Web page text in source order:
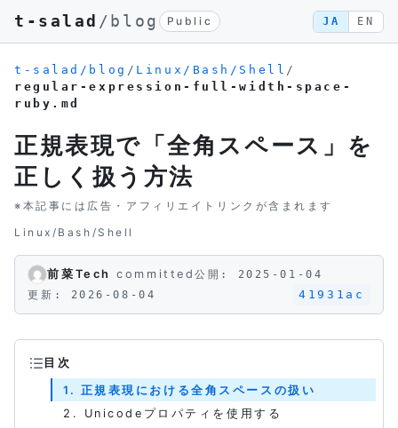
t-salad /blog Public JA EN
t-salad/blog / Linux/Bash/Shell /
regular-expression-full-width-space-
ruby.md
正規表現で「全角スペース」を
正しく扱う方法
※本記事には広告・アフィリエイトリンクが含まれます
Linux/Bash/Shell
前菜Tech committed公開: 2025-01-04
更新: 2026-08-04
41931ac
目次
1. 正規表現における全角スペースの扱い
2. Unicodeプロパティを使用する